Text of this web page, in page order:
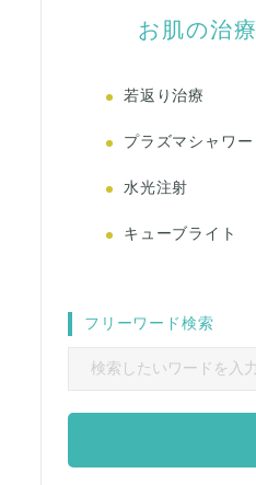
お肌の治療
若返り治療
プラズマシャワー
水光注射
キューブライト
フリーワード検索